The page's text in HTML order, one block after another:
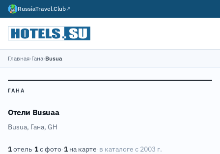
RussiaTravel.Club↗
Главная›Гана›Busua
ГАНА
Отели Busuaа
Busua, Гана, GH
1отель·1с фото·1 на карте·в каталоге с 2003 г.